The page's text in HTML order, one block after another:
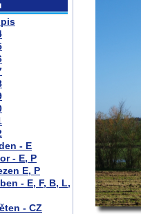
- E
- E, P
E, P
- E, F, B, L,
- CZ